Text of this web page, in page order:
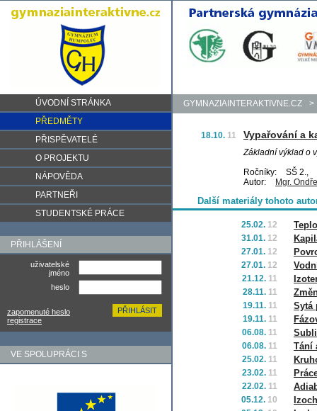
ÚVODNÍ STRÁNKA
PŘEDMĚTY
PŘISPĚVATELÉ
O PROJEKTU
NÁPOVĚDA
PARTNEŘI
STUDENTSKÉ PRÁCE
PŘIHLÁŠENÍ
uživatelské
jméno
heslo
zapomenuté heslo
registrace
VE SPOLUPRÁCI S
GYMNAZIAINTERAKTIVNE.CZ >
18.10. 11 Vypařování a
Základní výklad o
Ročníky:
SŠ 2.,
Autor:
Mgr.
Další materiály tohoto
25.02. 12
31.01. 12
27.01. 12
27.01. 12
21.12. 11
28.11. 11
19.11. 11 Sytá
19.11. 11
06.08. 11
06.08. 11 Tání
25.02. 11
23.02. 11
22.02. 11
05.12. 10